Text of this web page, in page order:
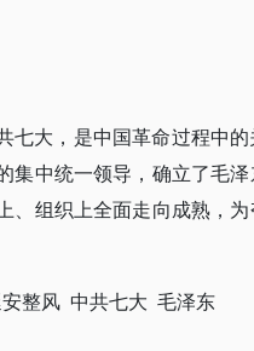
七大，是中国革命过程中
集中统一领导，确立了毛
、组织上全面走向成熟，
整风 中共七大 毛泽东